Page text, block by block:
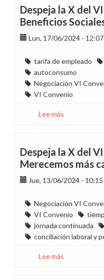
negociación
del
VI
Convenio
Despeja la X del
Beneficios
Lun, 17/06/2024 - 12:07
tarifa de empleado
autoconsumo
Negociación VI
VI Convenio
Lee más
X
del
VI
Convenio
Los
Beneficios
Sociales
son
Despeja la X del
Merecemos más
Jue, 13/06/2024 - 10:15
Negociación VI
VI Convenio
jornada continuada
conciliación laboral y
Lee más